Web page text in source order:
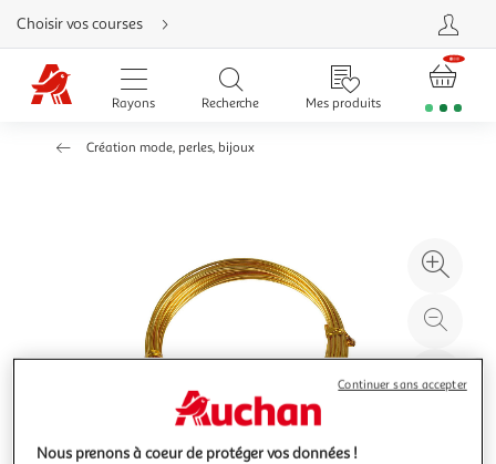
Aller
directement
au
contenu
Aller
directement
Aller
Choisir vos courses
Rayons Recherche Mes produits
Création mode, perles, bijoux
à
100
le
Nous prenons à coeur de protéger vos données !
Continuer sans accepter